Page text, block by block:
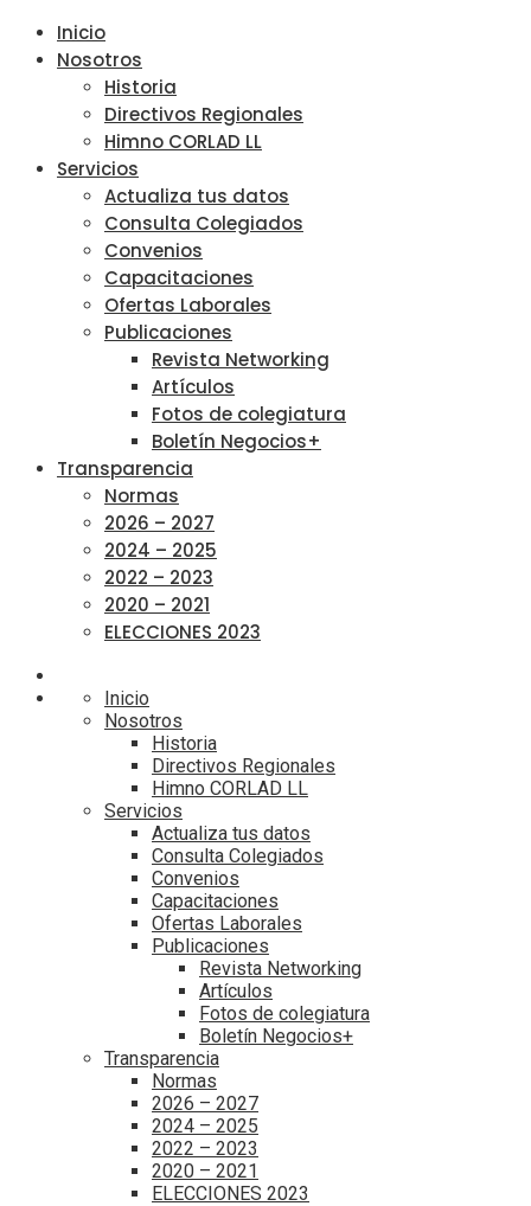
Inicio
Nosotros
Historia
Directivos Regionales
Himno CORLAD LL
Servicios
Actualiza tus datos
Consulta Colegiados
Convenios
Capacitaciones
Ofertas Laborales
Publicaciones
Revista Networking
Artículos
Fotos de colegiatura
Boletín Negocios+
Transparencia
Normas
2026 – 2027
2024 – 2025
2022 – 2023
2020 – 2021
ELECCIONES 2023
Inicio
Nosotros
Historia
Directivos Regionales
Himno CORLAD LL
Servicios
Actualiza tus datos
Consulta Colegiados
Convenios
Capacitaciones
Ofertas Laborales
Publicaciones
Revista Networking
Artículos
Fotos de colegiatura
Boletín Negocios+
Transparencia
Normas
2026 – 2027
2024 – 2025
2022 – 2023
2020 – 2021
ELECCIONES 2023